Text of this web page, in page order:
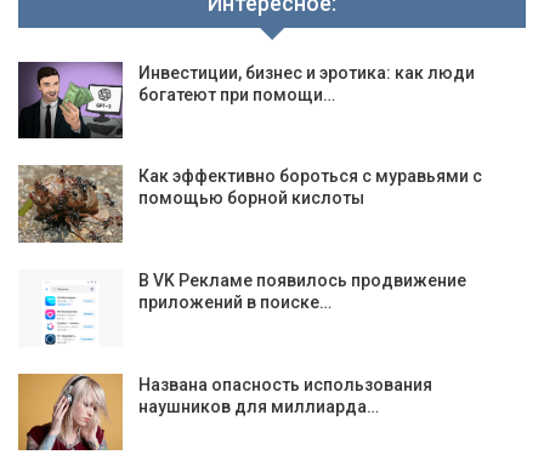
Инвестиции, бизнес и эротика: как люди
богатеют при помощи…
Как эффективно бороться с муравьями с
помощью борной кислоты
В VK Рекламе появилось продвижение
приложений в поиске…
Названа опасность использования
наушников для миллиарда…